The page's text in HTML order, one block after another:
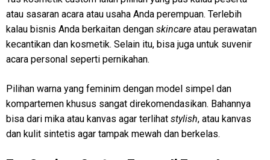
atau sasaran acara atau usaha Anda perempuan. Terlebih
kalau bisnis Anda berkaitan dengan skincare atau perawatan
kecantikan dan kosmetik. Selain itu, bisa juga untuk suvenir
acara personal seperti pernikahan.
Pilihan warna yang feminim dengan model simpel dan
kompartemen khusus sangat direkomendasikan. Bahannya
bisa dari mika atau kanvas agar terlihat stylish, atau kanvas
dan kulit sintetis agar tampak mewah dan berkelas.